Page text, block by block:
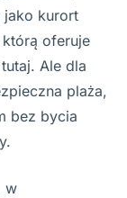
kurort
oferuje
Ale dla
plaża,
bez bycia
w